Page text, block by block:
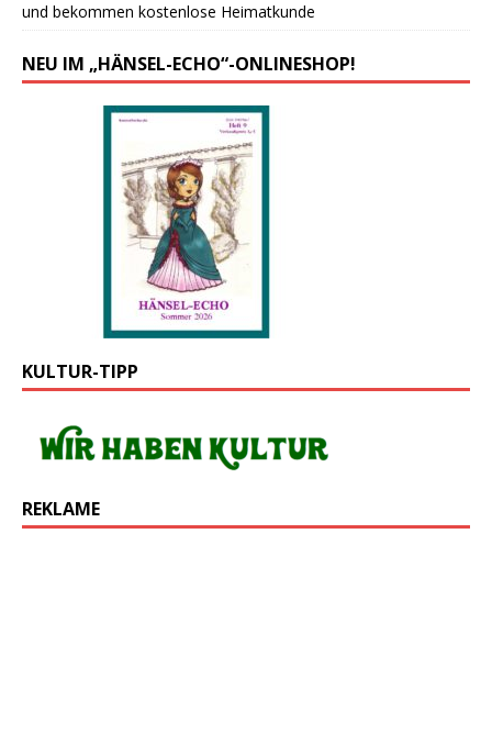
und bekommen kostenlose Heimatkunde
NEU IM „HÄNSEL-ECHO“-ONLINESHOP!
KULTUR-TIPP
REKLAME